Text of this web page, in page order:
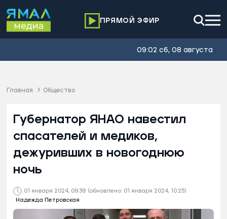
ПРЯМОЙ ЭФИР
09:02 сб, 08 августа
Главная Общество
01 января 2024, 09:38 (обновлено: 01 января 2024, 10:25)
Надежда Петровская
Губернатор ЯНАО навестил
спасателей и медиков,
дежуривших в новогоднюю
ночь